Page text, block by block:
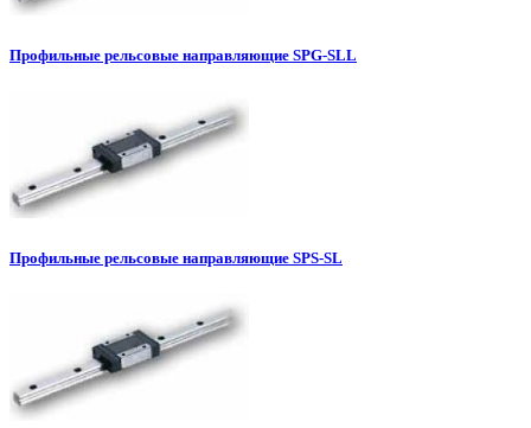
Профильные рельсовые направляющие SPG-SLL
Профильные рельсовые направляющие SPS-SL